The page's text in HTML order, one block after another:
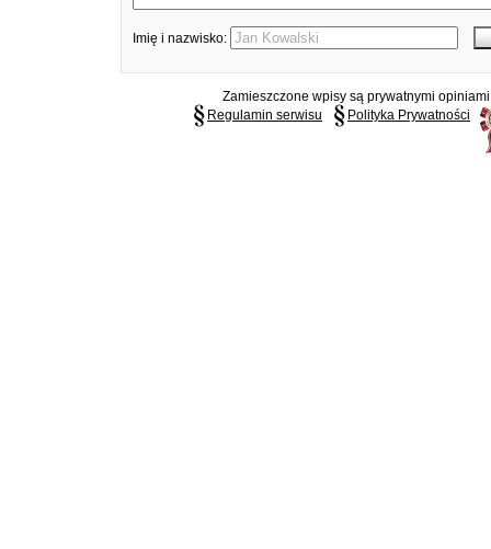
Imię i nazwisko:
Zamieszczone wpisy są prywatnymi
Regulamin serwisu
Polityka Prywatności